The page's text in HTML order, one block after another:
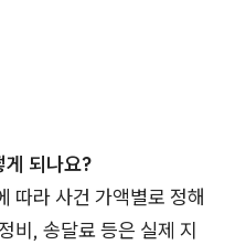
게 되나요?
따라 사건 가액별로 정해
비, 송달료 등은 실제 지